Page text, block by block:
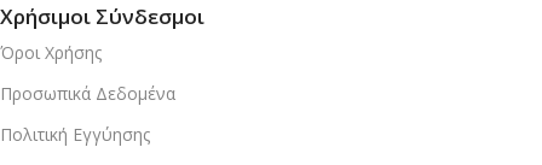
Χρήσιμοι Σύνδεσμοι
Όροι Χρήσης
Προσωπικά Δεδομένα
Πολιτική Εγγύησης